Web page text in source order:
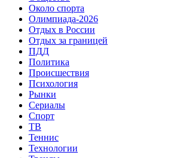
Около спорта
Олимпиада-2026
Отдых в России
Отдых за границей
ПДД
Политика
Происшествия
Психология
Рынки
Сериалы
Спорт
ТВ
Теннис
Технологии